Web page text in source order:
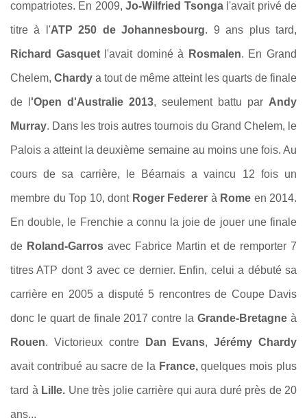
compatriotes. En 2009,Jo-Wilfried Tsongal'avait privé de
titre à l'ATP 250 de Johannesbourg. 9 ans plus tard,
Richard Gasquet l'avait dominé à Rosmalen. En Grand
Chelem, Chardy a tout de même atteint les quarts de finale
de l 'Open d'Australie 2013, seulement battu par Andy
Murray. Dans les trois autres tournois du Grand Chelem, le
Palois a atteint la deuxième semaine au moins une fois. Au
cours de sa carrière, le Béarnais a vaincu 12 fois un
membre du Top 10, dont Roger Federer à Rome en 2014.
En double, le Frenchie a connu la joie de jouer une finale
de Roland-Garros avec Fabrice Martin et de remporter 7
titres ATP dont 3 avec ce dernier. Enfin, celui a débuté sa
carrière en 2005 a disputé 5 rencontres de Coupe Davis
donc le quart de finale 2017 contre laGrande-Bretagne à
Rouen. Victorieux contre Dan Evans,Jérémy Chardy
avait contribué au sacre de la France,quelques mois plus
tard à Lille. Une très jolie carrière qui aura duré près de 20
ans...